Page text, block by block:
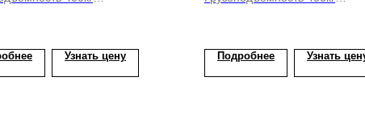
Узнать цену Подробнее Узнать